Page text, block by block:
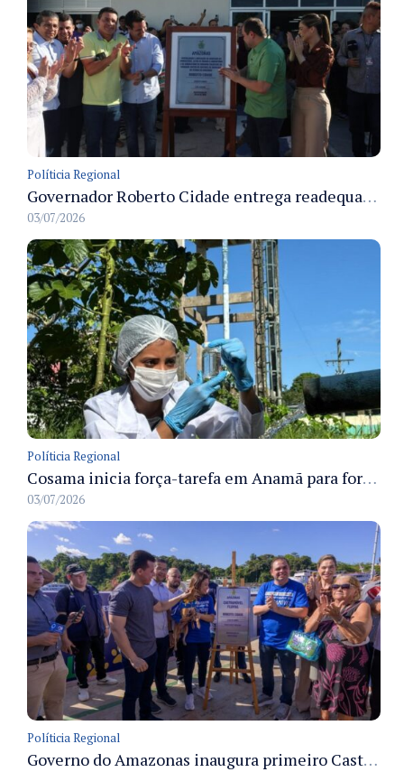
Políticia Regional
Governador Roberto Cidade entrega readequação do ambulatório da FCecon e amplia capacidade de atendimento oncológico em Manaus
03/07/2026
Políticia Regional
Cosama inicia força-tarefa em Anamã para fortalecer abastecimento de água e segurança hídrica da população
03/07/2026
Políticia Regional
Governo do Amazonas inaugura primeiro Castramóvel Fluvial para atendimento veterinário às comunidades ribeirinhas e castração gratuita